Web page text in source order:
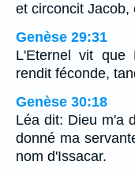
et circoncit Jacob,
Genèse 29:31
L'Eternel vit
rendit féconde,
Genèse 30:18
Léa dit: Dieu m'a
donné ma
nom d'Issacar.